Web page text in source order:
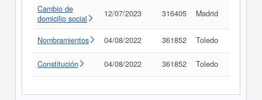
Cambio de
domicilio social
12/07/2023 316405 Madrid
Nombramientos 04/08/2022 361852 Toledo
Constitución 04/08/2022 361852 Toledo